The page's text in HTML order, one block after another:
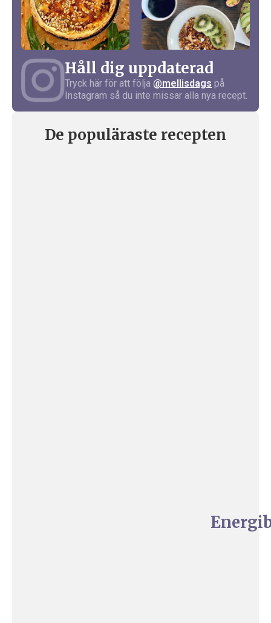
Håll dig uppdaterad
Tryck här för att följa @mellisdags på
Instagram så du inte missar alla nya recept.
De populäraste recepten